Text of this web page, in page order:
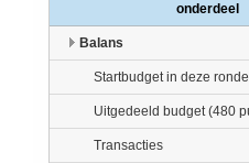
onderdeel
Balans
Startbudget in deze ronde
Uitgedeeld budget (480
Transacties